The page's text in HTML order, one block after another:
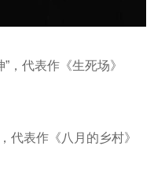
，代表作《生死场》
代表作《八月的乡村》